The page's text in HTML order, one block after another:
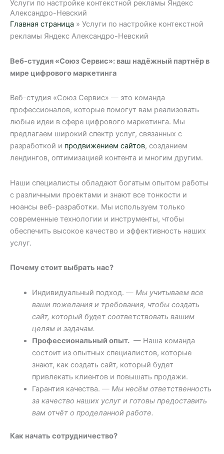
Услуги по настройке контекстной рекламы Яндекс
Александро-Невский
Главная страница » Услуги по настройке контекстной
рекламы Яндекс Александро-Невский
Веб-студия «Союз Сервис»: ваш надёжный партнёр в
мире цифрового маркетинга
Веб-студия «Союз Сервис» — это команда
профессионалов, которые помогут вам реализовать
любые идеи в сфере цифрового маркетинга. Мы
предлагаем широкий спектр услуг, связанных с
разработкой и продвижением сайтов, созданием
лендингов, оптимизацией контента и многим другим.
Наши специалисты обладают богатым опытом работы
с различными проектами и знают все тонкости и
нюансы веб-разработки. Мы используем только
современные технологии и инструменты, чтобы
обеспечить высокое качество и эффективность наших
услуг.
Почему стоит выбрать нас?
Индивидуальный подход. — Мы учитываем все
ваши пожелания и требования, чтобы создать
сайт, который будет соответствовать вашим
целям и задачам.
Профессиональный опыт.— Наша команда
состоит из опытных специалистов, которые
знают, как создать сайт, который будет
привлекать клиентов и повышать продажи.
Гарантия качества. — Мы несём ответственность
за качество наших услуг и готовы предоставить
вам отчёт о проделанной работе.
Как начать сотрудничество?